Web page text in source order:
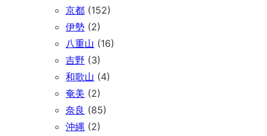
京都 (152)
伊勢 (2)
八重山 (16)
吉野 (3)
和歌山 (4)
奄美 (2)
奈良 (85)
沖縄 (2)